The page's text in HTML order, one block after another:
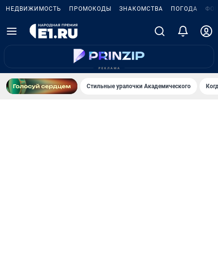
НЕДВИЖИМОСТЬ ПРОМОКОДЫ ЗНАКОМСТВА ПОГОДА
Стильные уралочки Академического